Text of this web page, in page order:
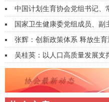
发展中国计划生育协会党组书记、
会议上的讲话（摘编）
国家卫生健康委党组成员、副
的讲话张辉：创新政策体系 释放生
吴桂英：以人口高质量发展支